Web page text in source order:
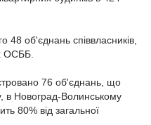
48 об'єднань співвласників,
ОСББ.
76 об'єднань, що
в Новоград-Волинському
80% від загальної